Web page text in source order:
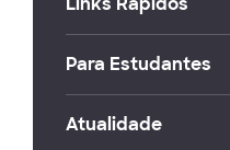
Para Estudantes
Atualidade